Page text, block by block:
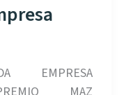
EMPRESA